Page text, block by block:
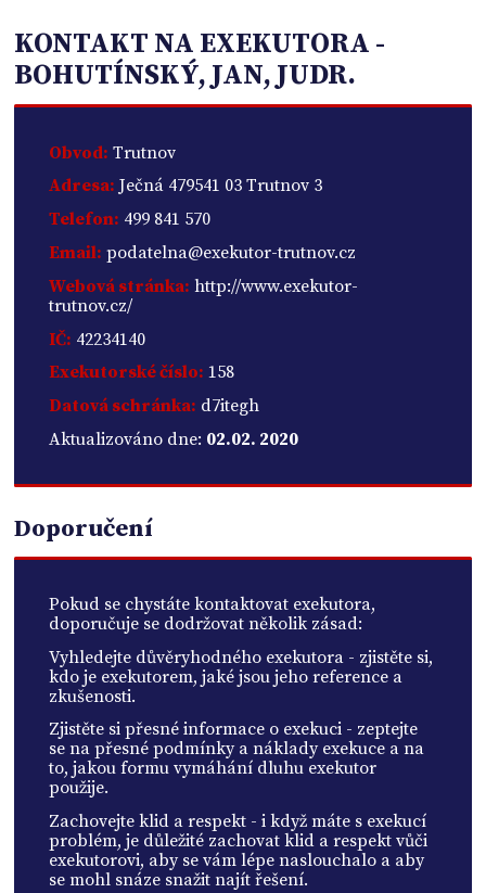
KONTAKT NA EXEKUTORA -
BOHUTÍNSKÝ, JAN, JUDR.
Obvod: Trutnov
Adresa: Ječná 479541 03 Trutnov 3
Telefon: 499 841 570
Email: podatelna@exekutor-trutnov.cz
Webová stránka: http://www.exekutor-
trutnov.cz/
IČ: 42234140
Exekutorské číslo: 158
Datová schránka: d7itegh
Aktualizováno dne: 02.02. 2020
Doporučení
Pokud se chystáte kontaktovat exekutora,
doporučuje se dodržovat několik zásad:
Vyhledejte důvěryhodného exekutora - zjistěte si,
kdo je exekutorem, jaké jsou jeho reference a
zkušenosti.
Zjistěte si přesné informace o exekuci - zeptejte
se na přesné podmínky a náklady exekuce a na
to, jakou formu vymáhání dluhu exekutor
použije.
Zachovejte klid a respekt - i když máte s exekucí
problém, je důležité zachovat klid a respekt vůči
exekutorovi, aby se vám lépe naslouchalo a aby
se mohl snáze snažit najít řešení.